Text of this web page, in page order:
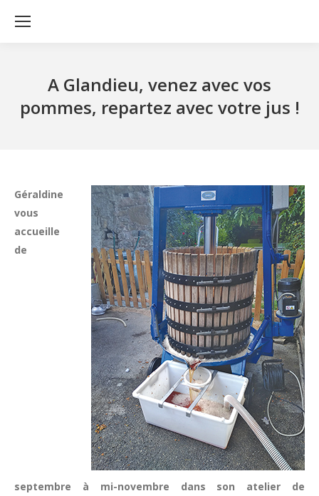
A Glandieu, venez avec vos
pommes, repartez avec votre jus !
Géraldine
vous
accueille
de
septembre à mi-novembre dans son atelier de